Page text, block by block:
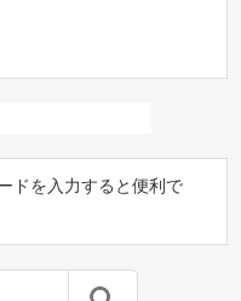
ドを入力すると便利で